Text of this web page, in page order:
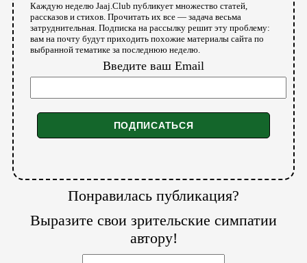
Каждую неделю Jaaj.Club публикует множество статей,
рассказов и стихов. Прочитать их все — задача весьма
затруднительная. Подписка на рассылку решит эту проблему:
вам на почту будут приходить похожие материалы сайта по
выбранной тематике за последнюю неделю.
Введите ваш Email
Понравилась публикация?
Выразите свои зрительские симпатии
автору!